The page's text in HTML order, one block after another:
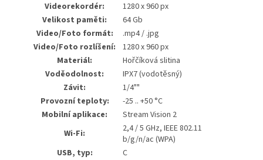
Videorekordér:
1280 x 960 px
Velikost paměti:
64 Gb
Video/Foto formát:
.mp4 / .jpg
Video/Foto rozlíšení:
1280 x 960 px
Materiál:
Hořčíková slitina
Voděodolnost:
IPX7 (vodotěsný)
Závit:
1/4""
Provozní teploty:
-25 .. +50 °C
Mobilní aplikace:
Stream Vision 2
Wi-Fi:
2,4 / 5 GHz, IEEE 802.11
b/g/n/ac (WPA)
USB, typ:
C